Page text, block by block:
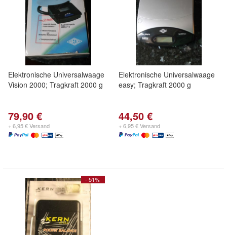
Elektronische Universalwaage
Vision 2000; Tragkraft 2000 g
79,90 €
+ 6,95 € Versand
Elektronische Universalwaage
easy; Tragkraft 2000 g
44,50 €
+ 6,95 € Versand
- 51%